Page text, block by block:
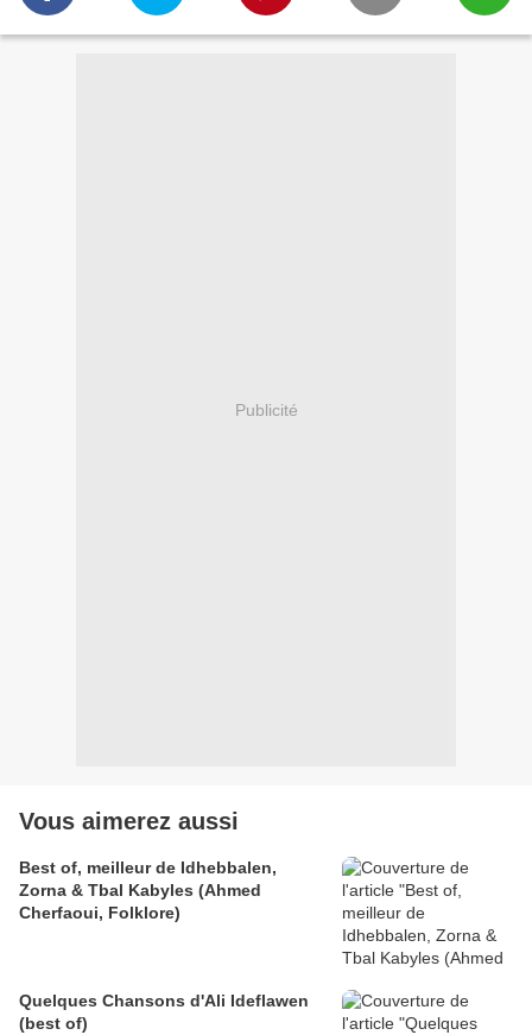
Publicité
Vous aimerez aussi
Best of, meilleur de Idhebbalen,
Zorna & Tbal Kabyles (Ahmed
Cherfaoui, Folklore)
Quelques Chansons d'Ali Ideflawen
(best of)